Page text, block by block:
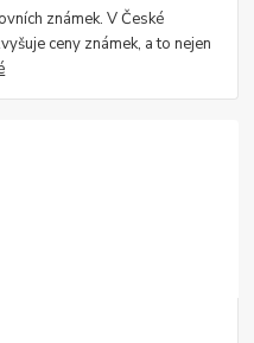
známek. V České
ceny známek, a to nejen